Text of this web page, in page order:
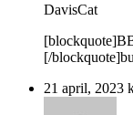
DavisCat
[/
21 april, 2023